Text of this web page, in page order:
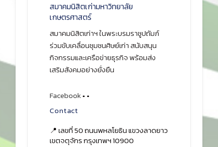
สมาคมนิสิตเก่ามหาวิทยาลัย
เกษตรศาสตร์
สมาคมนิสิตเก่าฯ ในพระบรมราชูปถัมภ์
ร่วมขับเคลื่อนชุมชนศิษย์เก่า สนับสนุน
กิจกรรมและเครือข่ายธุรกิจ พร้อมส่ง
เสริมสังคมอย่างยั่งยืน
Facebook• •
Contact
📍 เลขที่ 50 ถนนพหลโยธิน แขวงลาดยาว
เขตจตุจักร กรุงเทพฯ 10900